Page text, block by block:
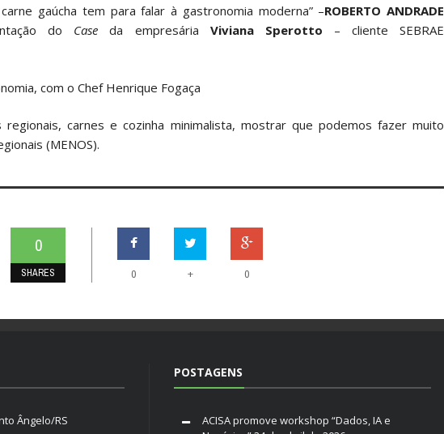
gaúcha tem para falar à gastronomia moderna” –ROBERTO ANDRADE
do Case da empresária Viviana Sperotto – cliente SEBRAE
com o Chef Henrique Fogaça
regionais, carnes e cozinha minimalista, mostrar que podemos fazer muito
(MENOS).
0
SHARES 0 + 0
Ângelo/RS
POSTAGENS
ACISA promove workshop “Dados, IA e